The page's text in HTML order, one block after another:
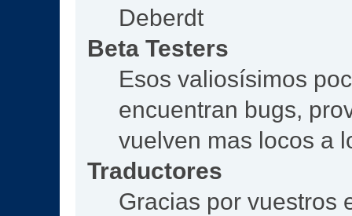
Deberdt
Beta Testers
Esos valiosísimos
encuentran bugs,
vuelven mas locos a
Traductores
Gracias por vuestros